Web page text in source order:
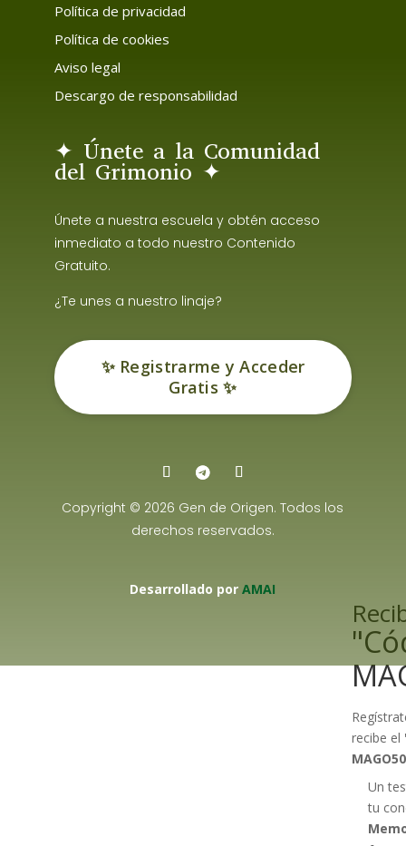
Política de privacidad
Política de cookies
Aviso legal
Descargo de responsabilidad
✦ Únete a la Comunidad
del Grimonio ✦
Únete a nuestra escuela y obtén acceso
inmediato a todo nuestro Contenido
Gratuito.
¿Te unes a nuestro linaje?
✨ Registrarme y Acceder
Gratis ✨
Copyright © 2026 Gen de Origen. Todos los
derechos reservados.
Desarrollado porAMAI
recibe el
Un
tu